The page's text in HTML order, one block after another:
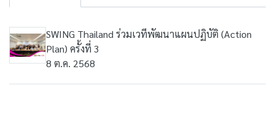
SWING Thailand ร่วมเวทีพัฒนาแผนปฏิบัติ (Action
Plan) ครั้งที่ 3
8 ต.ค. 2568